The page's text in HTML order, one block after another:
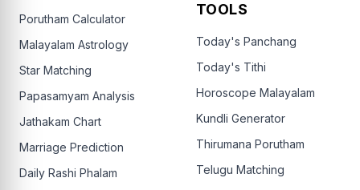
Porutham Calculator
Malayalam Astrology
Star Matching
Papasamyam Analysis
Jathakam Chart
Marriage Prediction
Daily Rashi Phalam
TOOLS
Today's Panchang
Today's Tithi
Horoscope Malayalam
Kundli Generator
Thirumana Porutham
Telugu Matching